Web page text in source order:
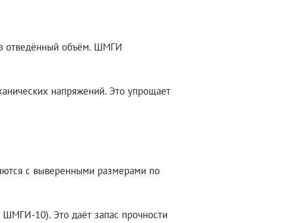
отведённый объём. ШМГИ
напряжений. Это упрощает
с выверенными размерами по
10). Это даёт запас прочности